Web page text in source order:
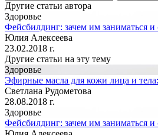
Другие статьи автора
Здоровье
Фейсбилдинг: зачем им заниматься
Юлия Алексеева
23.02.2018 г.
Другие статьи на эту тему
Здоровье
Эфирные масла для кожи лица и
Светлана Рудометова
28.08.2018 г.
Здоровье
Фейсбилдинг: зачем им заниматься